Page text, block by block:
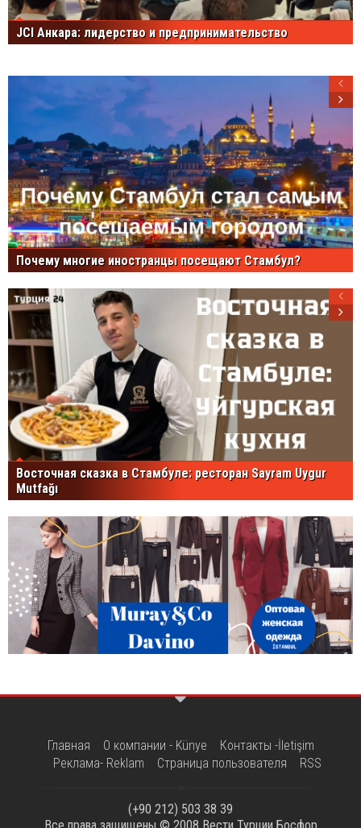
JCI Анкара: лидерство и предпринимательство
Почему многие иностранцы посещают Стамбул?
Восточная сказка в Стамбуле: ресторан Sayram Uygur
Mutfağı
Главная О компании - Künye
Контакты -İletişim
Реклама- Reklam
Страница пользователя RSS
(+90 212) 503 38 39
Все права защищены © 2008 Вести Турции Босфор